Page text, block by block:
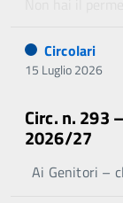
Circolari
15 Luglio 2026
Circ. n. 293
2026/27
Ai Genitori –